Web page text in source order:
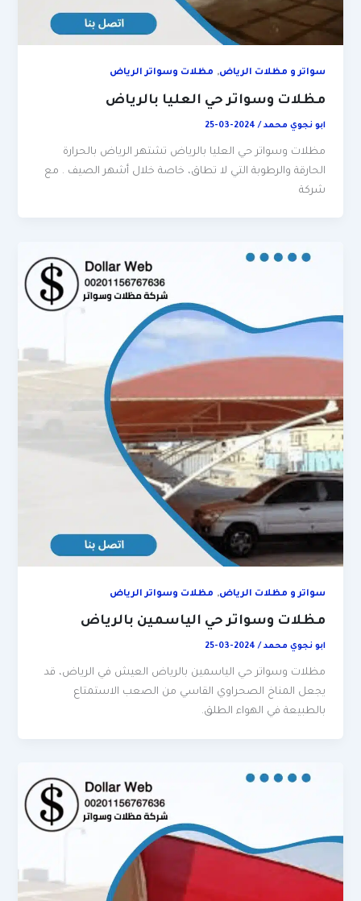
سواتر و مظلات الرياض, مظلات وسواتر الرياض
مظلات وسواتر حي العليا بالرياض
ابو نجوي محمد/
2024-03-25
مظلات وسواتر حي العليا بالرياض تشتهر الرياض بالحرارة
الحارقة والرطوبة التي لا تطاق، خاصة خلال أشهر الصيف . مع
شركة
سواتر و مظلات الرياض, مظلات وسواتر الرياض
مظلات وسواتر حي الياسمين بالرياض
ابو نجوي محمد/
2024-03-25
مظلات وسواتر حي الياسمين بالرياض العيش في الرياض، قد
يجعل المناخ الصحراوي القاسي من الصعب الاستمتاع
بالطبيعة في الهواء الطلق.